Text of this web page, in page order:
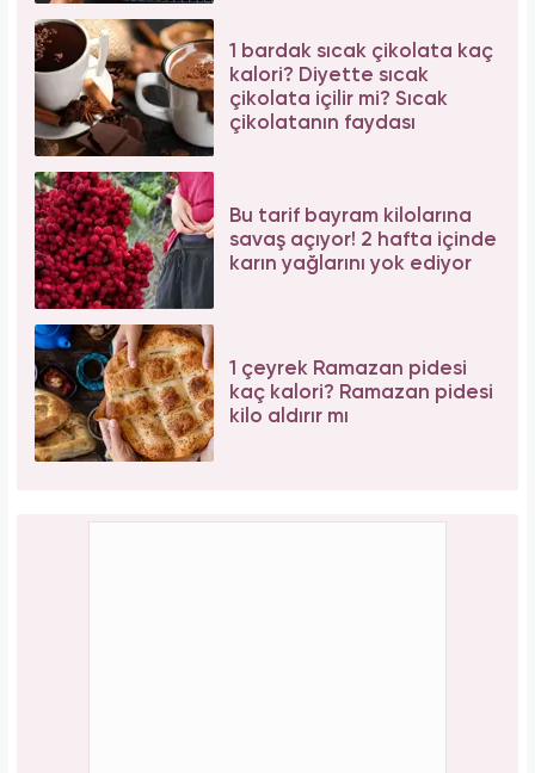
1 bardak sıcak çikolata kaç
kalori? Diyette sıcak
çikolata içilir mi? Sıcak
çikolatanın faydası
Bu tarif bayram kilolarına
savaş açıyor! 2 hafta içinde
karın yağlarını yok ediyor
1 çeyrek Ramazan pidesi
kaç kalori? Ramazan pidesi
kilo aldırır mı